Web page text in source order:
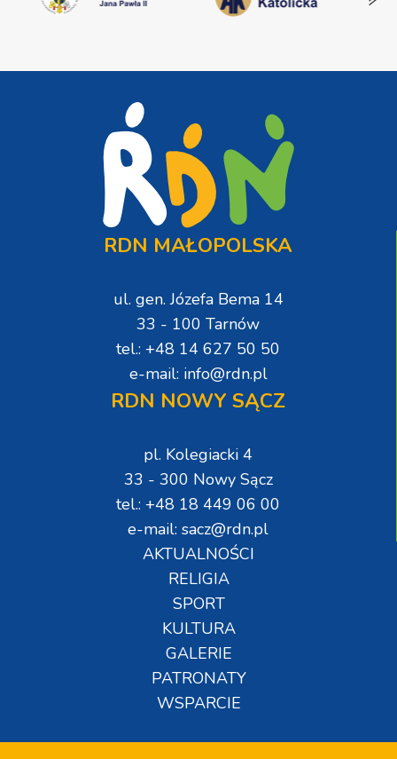
RDN MAŁOPOLSKA
ul. gen. Józefa Bema 14
33 - 100 Tarnów
tel.: +48 14 627 50 50
e-mail: info@rdn.pl
RDN NOWY SĄCZ
pl. Kolegiacki 4
33 - 300 Nowy Sącz
tel.: +48 18 449 06 00
e-mail: sacz@rdn.pl
AKTUALNOŚCI
RELIGIA
SPORT
KULTURA
GALERIE
PATRONATY
WSPARCIE